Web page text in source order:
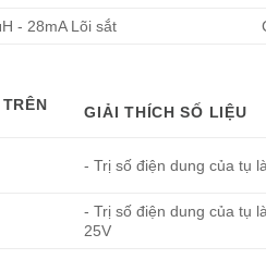
- 28mA Lõi sắt
GIẢI THÍCH SỐ LIỆU
- Trị số điện dung của tụ
- Trị số điện dung của tụ
25V